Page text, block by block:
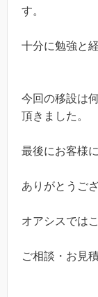
す。
十分に勉強と
今回の移設は
頂きました。
最後にお客様
ありがとうご
オアシスでは
ご相談・お見